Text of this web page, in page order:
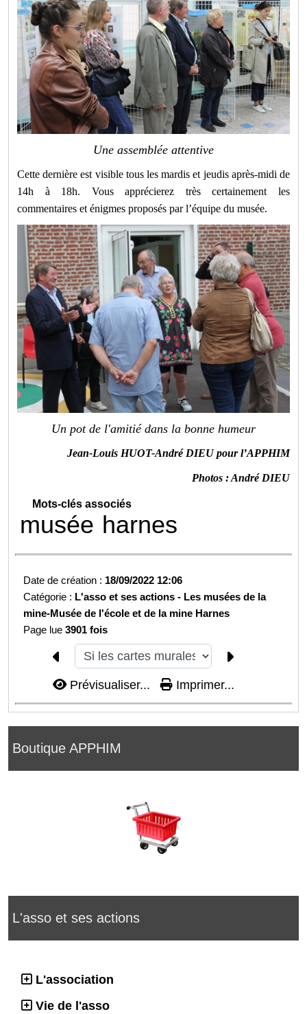
Boutique APPHIM
L'asso et ses actions
L'association
Vie de l'asso
Une assemblée attentive
Cette dernière est visible tous les mardis et jeudis après-midi de
14h à 18h. Vous apprécierez très certainement les
commentaires et énigmes proposés par l’équipe du musée.
Un pot de l'amitié dans la bonne humeur
Jean-Louis HUOT-André DIEU pour l’APPHIM
Photos : André DIEU
Mots-clés associés
musée harnes
Date de création : 18/09/2022 12:06
Catégorie : L'asso et ses actions - Les musées de la
mine-Musée de l'école et de la mine Harnes
Page lue3901 fois
Prévisualiser... Imprimer...